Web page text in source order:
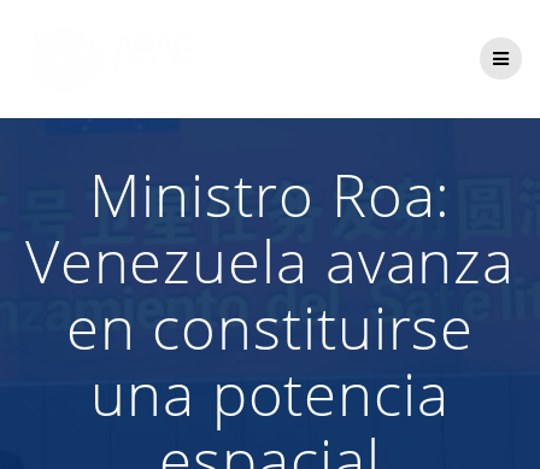
Ministro Roa:
Venezuela avanza
en constituirse
una potencia